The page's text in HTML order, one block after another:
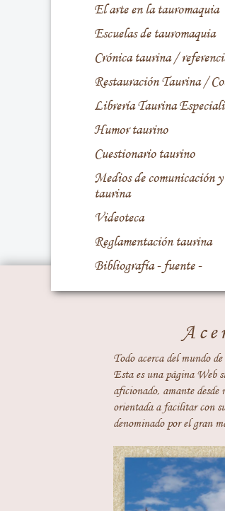
El arte en la tauromaquia
Escuelas de tauromaquia
Crónica taurina /
Restauración Taurina /
Librería Taurina
Humor taurino
Cuestionario taurino
Medios de comunicación
taurina
Videoteca
Reglamentación taurina
Bibliografía - fuente -
Todo acerca del mundo
Esta es una página Web
aficionado, amante
orientada a facilitar con
denominado por el gran